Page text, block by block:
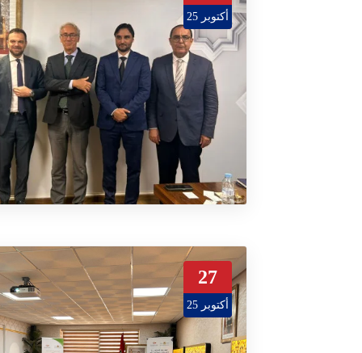
أكتوبر 25
27
أكتوبر 25